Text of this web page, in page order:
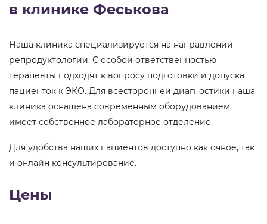
в клинике Феськова
Наша клиника специализируется на направлении
репродуктологии. С особой ответственностью
терапевты подходят к вопросу подготовки и допуска
пациенток к ЭКО. Для всесторонней диагностики наша
клиника оснащена современным оборудованием,
имеет собственное лабораторное отделение.
Для удобства наших пациентов доступно как очное, так
и онлайн консультирование.
Цены